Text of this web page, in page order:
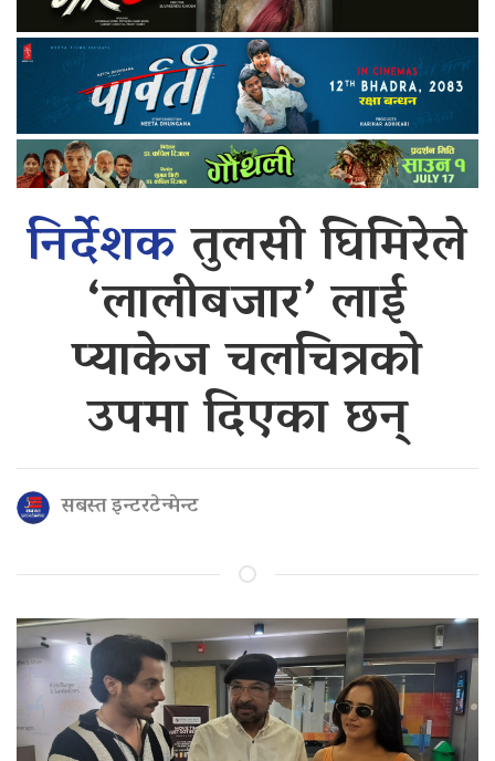
निर्देशकतुलसी घिमिरेले
‘लालीबजार’ लाई
प्याकेज चलचित्रको
उपमा दिएका छन्
सबस्त इन्टरटेन्मेन्ट